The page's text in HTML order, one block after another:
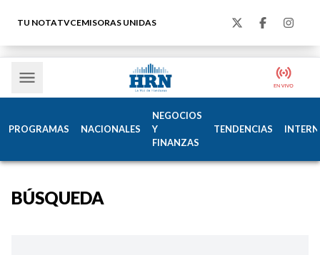
TU NOTATVCEMISORAS UNIDAS
PROGRAMAS NACIONALES
NEGOCIOS
Y
FINANZAS
TENDENCIAS
BÚSQUEDA